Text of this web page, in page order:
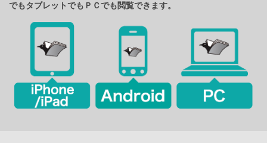
でもタブレットでもＰＣでも閲覧できます。